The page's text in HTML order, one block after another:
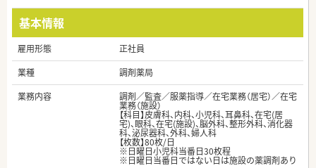
基本情報
雇用形態
正社員
業種
調剤薬局
業務内容
調剤／監査／服薬指導／在宅業務（居宅）／在宅
業務（施設）
【科目】皮膚科、内科、小児科、耳鼻科、在宅(居
宅)、眼科、在宅(施設)、脳外科、整形外科、消化器
科、泌尿器科、外科、婦人科
【枚数】80枚/日
※日曜日小児科当番日30枚程
※日曜日当番日ではない日は施設の薬調剤あり